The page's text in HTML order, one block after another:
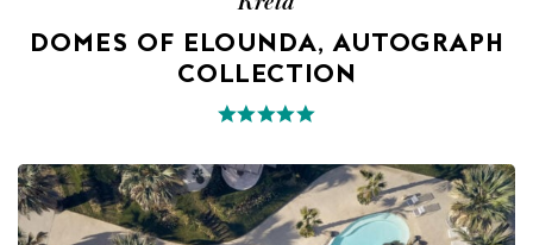
DOMES OF ELOUNDA, AUTOGRAPH
COLLECTION